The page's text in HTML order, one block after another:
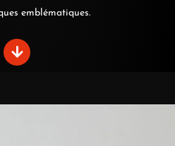
emblématiques.